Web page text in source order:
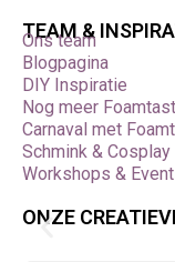
TEAM &
Ons team
Blogpagina
DIY Inspiratie
Nog meer
Carnaval met
Schmink & Cosplay
Workshops &
ONZE